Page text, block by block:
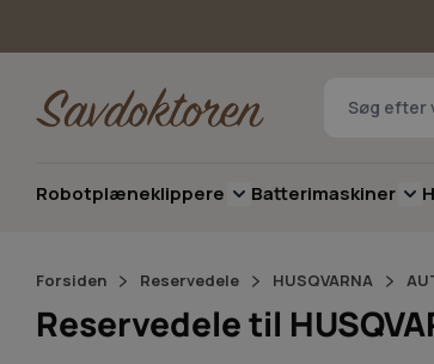
Robotplæneklippere Toggle submenu for
Batterimaskiner
Forsiden Reservedele HUSQVARNA
Reservedele til